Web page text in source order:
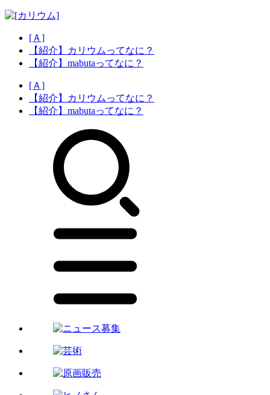
[Ａ]
【紹介】カリウムってなに？
【紹介】mabutaってなに？
[Ａ]
【紹介】カリウムってなに？
【紹介】mabutaってなに？